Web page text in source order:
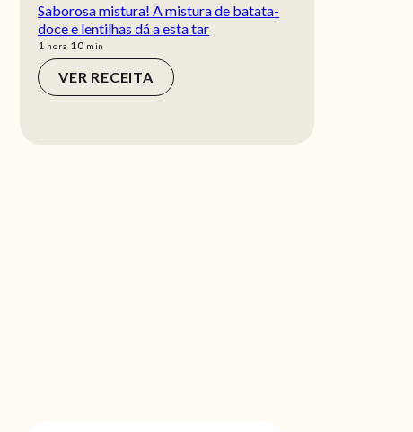
Saborosa mistura! A mistura de batata-
doce e lentilhas dá a esta tar
1 hora
hora 10min
min
VER RECEITA